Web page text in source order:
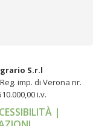
S.r.l
Reg. imp. di Verona nr.
i.v.
|